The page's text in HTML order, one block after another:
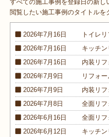
すべての施工事例を登録日の新し
閲覧したい施工事例のタイトルを
2026年7月16日 トイレ
2026年7月16日
キッチン
2026年7月16日
内装 リ
2026年7月9日
リフォー
2026年7月9日
内装 リ
2026年7月8日
全面 リ
2026年6月16日
全面 リ
2026年6月12日
キッチン